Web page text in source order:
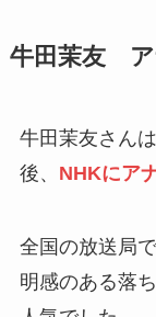
牛田茉友 ア
牛田茉友さん
後、 NHKにア
全国の放送局
明感のある落